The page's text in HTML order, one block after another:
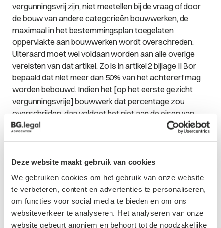
Deze website maakt gebruik van cookies
We gebruiken cookies om het gebruik van onze website
te verbeteren, content en advertenties te personaliseren,
om functies voor social media te bieden en om ons
websiteverkeer te analyseren. Het analyseren van onze
website gebeurt anoniem en behoort tot de noodzakelijke
vergunningsvrij zijn, niet meetellen bij de vraag of door
de bouw van andere categorieën bouwwerken, de
maximaal in het bestemmingsplan toegelaten
oppervlakte aan bouwwerken wordt overschreden.
Uiteraard moet wel voldaan worden aan alle overige
vereisten van dat artikel. Zo is in artikel 2 bijlage II Bor
bepaald dat niet meer dan 50% van het achtererf mag
worden bebouwd. Indien het [op het eerste gezicht
vergunningsvrije] bouwwerk dat percentage zou
overschrijden, dan voldoet het niet aan de eisen van
artikel 2 bijlage II Bor en is het artikel niet van
toepassing. Daarmee is het bouwwerk dus ook niet
In het geval van een bouwwerk waarop artikel 3 bijlage II
Bor van toepassing is moet wel altijd gekeken worden
naar het maximaal toegestane bouwoppervlakte in het
bestemmingsplan. Daarin komt het verschil met artikel
2 dus weer tot uitdrukking. Het is dus van belang om dat